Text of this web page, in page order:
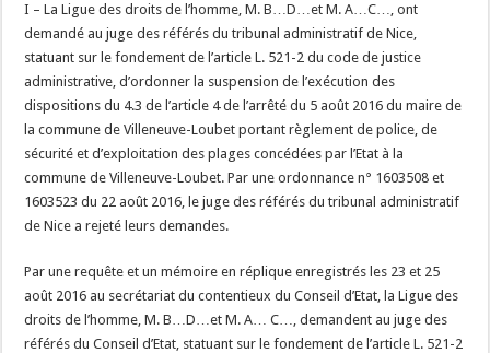
I – La Ligue des droits de l’homme, M. B…D…et M. A…C…, ont
demandé au juge des référés du tribunal administratif de Nice,
statuant sur le fondement de l’article L. 521-2 du code de justice
administrative, d’ordonner la suspension de l’exécution des
dispositions du 4.3 de l’article 4 de l’arrêté du 5 août 2016 du maire de
la commune de Villeneuve-Loubet portant règlement de police, de
sécurité et d’exploitation des plages concédées par l’Etat à la
commune de Villeneuve-Loubet. Par une ordonnance n° 1603508 et
1603523 du 22 août 2016, le juge des référés du tribunal administratif
de Nice a rejeté leurs demandes.
Par une requête et un mémoire en réplique enregistrés les 23 et 25
août 2016 au secrétariat du contentieux du Conseil d’Etat, la Ligue des
droits de l’homme, M. B…D…et M. A… C…, demandent au juge des
référés du Conseil d’Etat, statuant sur le fondement de l’article L. 521-2